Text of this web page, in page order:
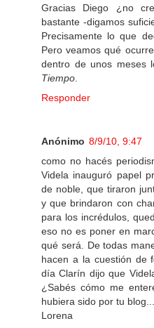
Gracias Diego ¿no
bastante -digamos
Precisamente lo que
Pero veamos qué
dentro de unos meses
Tiempo
Responder
Anónimo 8/9/10, 9:47
como no hacés
Videla inauguró papel
de noble, que tiraron
y que brindaron con
para los incrédulos,
eso no es poner en
qué será. De todas
hacen a la cuestión de
día Clarín dijo que
¿Sabés cómo me
hubiera sido por tu blog...
Lorena